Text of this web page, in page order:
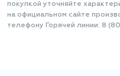
покупкой уточняйте
на официальном сайте
телефону Горячей линии: 8